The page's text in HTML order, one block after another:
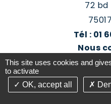
72 bd
Tél : 01
Nous
Prendre
This site uses cookies and
to activate
OK, accept all